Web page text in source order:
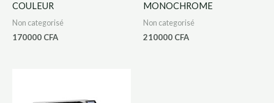
COULEUR
Non categorisé
170000 CFA
MONOCHROME
Non categorisé
210000 CFA